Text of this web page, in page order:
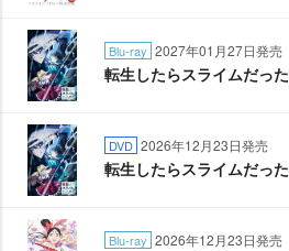
Blu-ray 2027年01月27日発売
転生したらスライムだっ
DVD 2026年12月23日発売
転生したらスライムだっ
Blu-ray 2026年12月23日発売